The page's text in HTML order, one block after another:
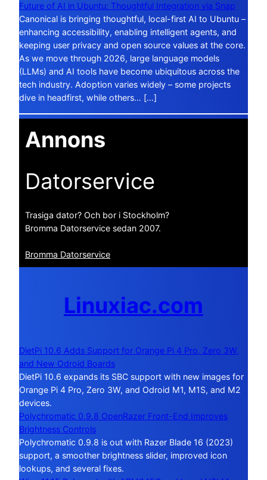
Future of AI in Ubuntu: Thoughtful Integration via Snap
Canonical is bringing thoughtful, local-first AI to Ubuntu –
enhancing accessibility, enabling intelligent agents, and
keeping user privacy and open source values at the core.
As we move through 2026, large language models
(LLMs) and AI tools have become ubiquitous across the
tech industry. Adoption varies widely – some projects
dive in headfirst, while others… […]
Annons
Datorservice
Trasiga dator? Och bor i Stockholm?
Bromma Datorservice sedan 2007.
Bromma Datorservice
Linuxiac.com
DietPi 10.6 Adds Support for Orange Pi 4 Pro, Zero 3W,
and New Odroid Boards
DietPi 10.6 expands its SBC support with new images for
Orange Pi 4 Pro, Zero 3W, and Odroid M1, M1S, and M2
devices.
Polychromatic 0.9.8 OpenRazer Front-End Improves
Brightness Controls
Polychromatic 0.9.8 is out with Razer Blade 16 (2023)
support, a smoother brightness slider, improved icon
lookups, and several fixes.